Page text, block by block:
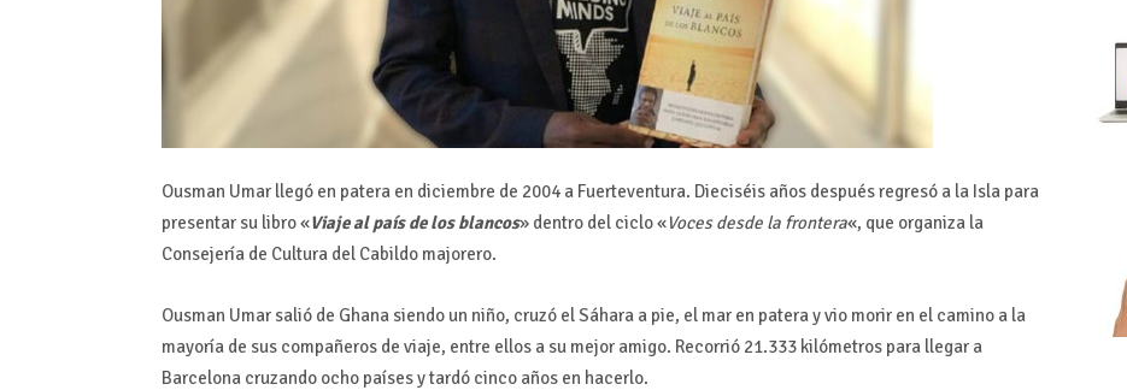
Ousman Umar llegó en patera en diciembre de 2004 a Fuerteventura. Dieciséis años después regresó a la Isla para
presentar su libro «Viaje al país de los blancos» dentro del ciclo «Voces desde la frontera«, que organiza la
Consejería de Cultura del Cabildo majorero.
Ousman Umar salió de Ghana siendo un niño, cruzó el Sáhara a pie, el mar en patera y vio morir en el camino a la
mayoría de sus compañeros de viaje, entre ellos a su mejor amigo. Recorrió 21.333 kilómetros para llegar a
Barcelona cruzando ocho países y tardó cinco años en hacerlo.